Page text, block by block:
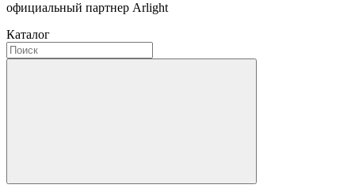
официальный партнер Arlight
Каталог